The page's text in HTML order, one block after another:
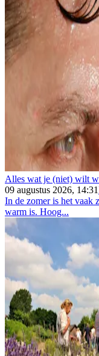
Alles wat je (niet) wilt
09 augustus 2026, 14:31
In de zomer is het vaak
warm is. Hoog...